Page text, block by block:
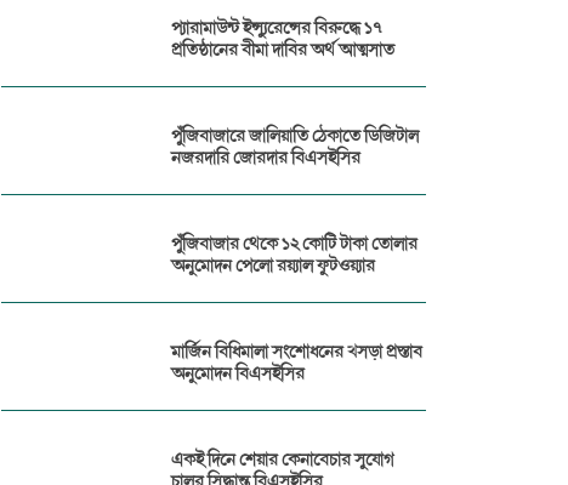
প্যারামাউন্ট ইন্স্যুরেন্সের বিরুদ্ধে ১৭
প্রতিষ্ঠানের বীমা দাবির অর্থ আত্মসাত
পুঁজিবাজারে জালিয়াতি ঠেকাতে ডিজিটাল
নজরদারি জোরদার বিএসইসির
পুঁজিবাজার থেকে ১২ কোটি টাকা তোলার
অনুমোদন পেলো রয়্যাল ফুটওয়্যার
মার্জিন বিধিমালা সংশোধনের খসড়া প্রস্তাব
অনুমোদন বিএসইসির
একই দিনে শেয়ার কেনাবেচার সুযোগ